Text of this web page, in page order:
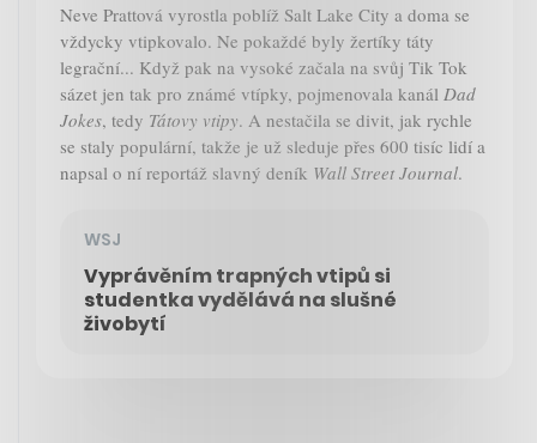
Neve Prattová vyrostla poblíž Salt Lake City a doma se
vždycky vtipkovalo. Ne pokaždé byly žertíky táty
legrační... Když pak na vysoké začala na svůj Tik Tok
sázet jen tak pro známé vtípky, pojmenovala kanál Dad
Jokes, tedy Tátovy vtipy. A nestačila se divit, jak rychle
se staly populární, takže je už sleduje přes 600 tisíc lidí a
napsal o ní reportáž slavný deník Wall Street Journal.
WSJ
Vyprávěním trapných vtipů si
studentka vydělává na slušné
živobytí